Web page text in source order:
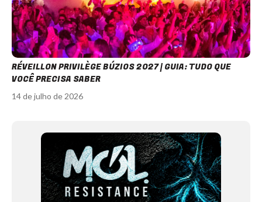
RÉVEILLON PRIVILÈGE BÚZIOS 2027 | GUIA: TUDO QUE
VOCÊ PRECISA SABER
14 de julho de 2026